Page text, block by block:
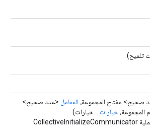
تلميح)
صحيح> مفتاح المجموعة، المعامل <عدد صحيح>
خيارات...
خيارات)
طريقة المصنع لإنشاء فئة تغلف عملية CollectiveInitializeCommunicator